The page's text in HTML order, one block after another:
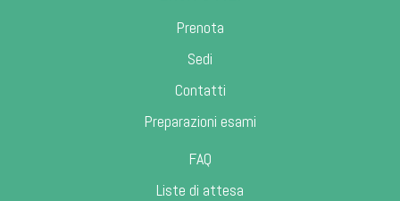
Prenota
Sedi
Contatti
Preparazioni esami
FAQ
Liste di attesa